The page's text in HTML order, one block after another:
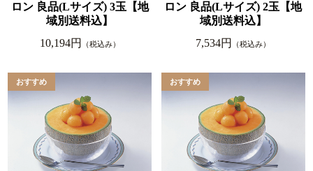
ロン 良品(Lサイズ) 3玉【地
域別送料込】
10,194円
（税込み）
ロン 良品(Lサイズ) 2玉【地
域別送料込】
7,534円
（税込み）